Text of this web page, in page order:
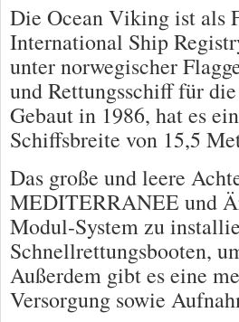
Die Ocean Viking ist als
International Ship
unter norwegischer
und Rettungsschiff für
Gebaut in 1986, hat es
Schiffsbreite von 15,5
Das große und leere
MEDITERRANEE und
Modul-System zu
Schnellrettungsbooten,
Außerdem gibt es eine
Versorgung sowie